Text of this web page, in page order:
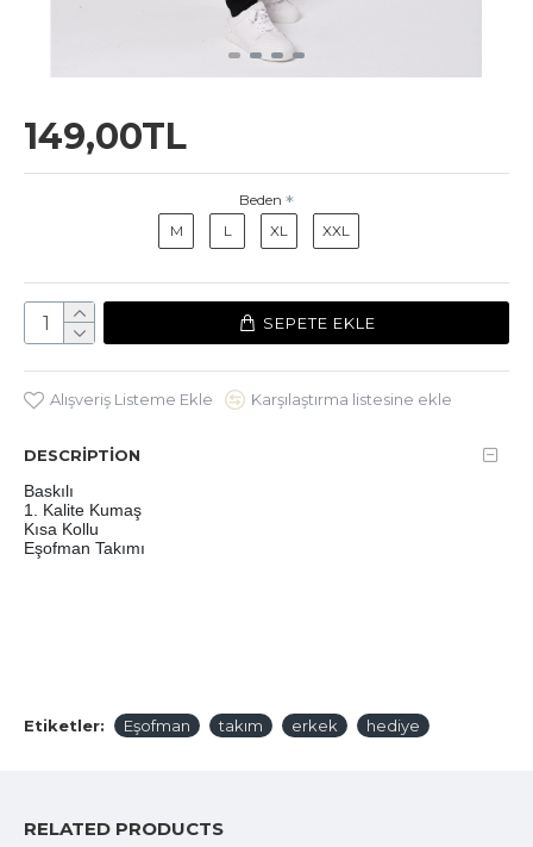
149,00TL
Beden
M
L XL XXL
SEPETE EKLE
Alışveriş Listeme Ekle Karşılaştırma listesine ekle
DESCRIPTION
Baskılı
1. Kalite Kumaş
Kısa Kollu
Eşofman Takımı
Etiketler: Eşofman takım erkek hediye
RELATED PRODUCTS